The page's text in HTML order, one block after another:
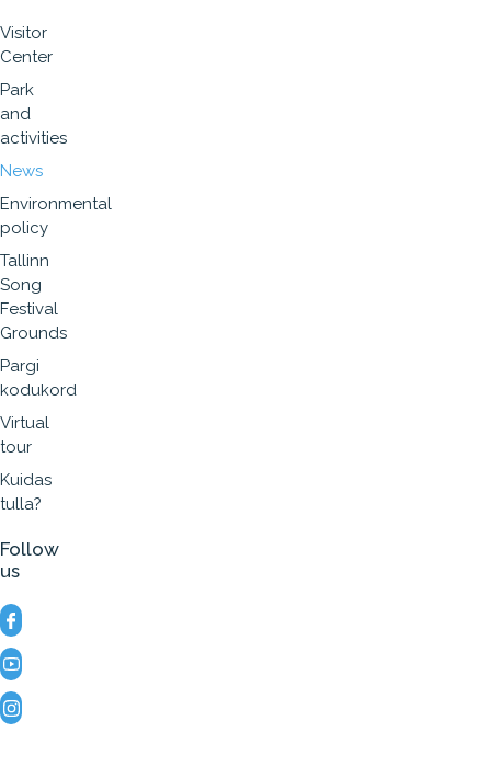
Visitor
Center
Park
and
activities
News
Environmental
policy
Tallinn
Song
Festival
Grounds
Pargi
kodukord
Virtual
tour
Kuidas
tulla?
Follow
us